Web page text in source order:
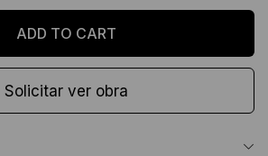
Solicitar ver obra